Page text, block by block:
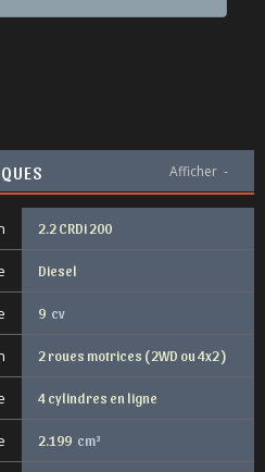
Afficher -
2.2 CRDi 200
Diesel
9 cv
2 roues motrices ( 2WD ou 4x2 )
4 cylindres en ligne
2.199 cm³